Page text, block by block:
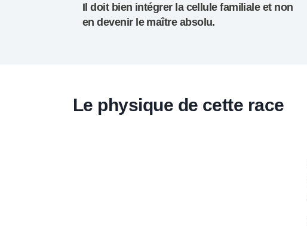
Il doit bien intégrer la cellule familiale et non
en devenir le maître absolu.
Le physique de cette race